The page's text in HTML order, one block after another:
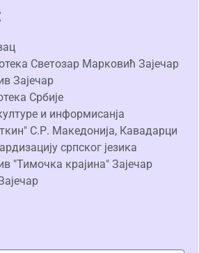
Светозар Марковић Зајечар
Зајечар
Србије
и информисанја
С.Р. Македонија, Кавадарци
српског језика
"Тимочка крајина" Зајечар